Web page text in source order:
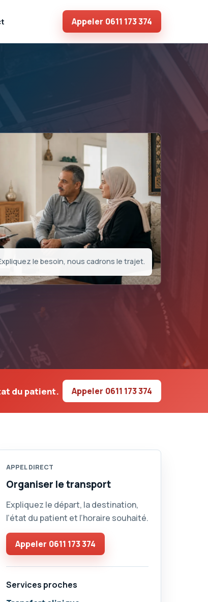
Appeler 0611 173 374
le besoin, nous cadrons le trajet.
du patient. Appeler 0611 173 374
APPEL DIRECT
Organiser le transport
Expliquez le départ, la destination,
l’état du patient et l’horaire souhaité.
Appeler 0611 173 374
Services proches